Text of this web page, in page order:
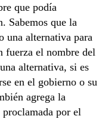
que podía
Sabemos que la
una alternativa para
fuerza el nombre del
alternativa, si es
en el gobierno o su
agrega la
proclamada por el